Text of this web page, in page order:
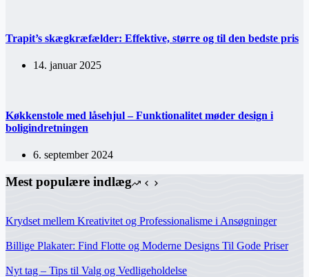
Trapit’s skægkræfælder: Effektive, større og til den bedste pris
14. januar 2025
Køkkenstole med låsehjul – Funktionalitet møder design i
boligindretningen
6. september 2024
Mest populære indlæg
Krydset mellem Kreativitet og Professionalisme i Ansøgninger
Billige Plakater: Find Flotte og Moderne Designs Til Gode Priser
Nyt tag – Tips til Valg og Vedligeholdelse